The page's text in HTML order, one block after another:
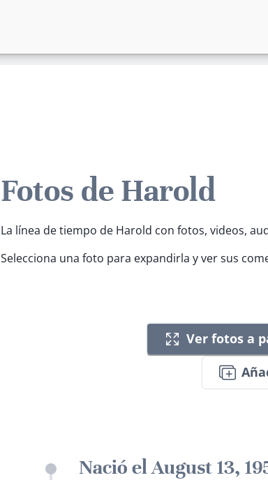
Fotos de Harold
La línea de tiempo de Harold con fotos, videos,
Selecciona una foto para expandirla y ver sus
Ver fotos a
Nació el August 13,